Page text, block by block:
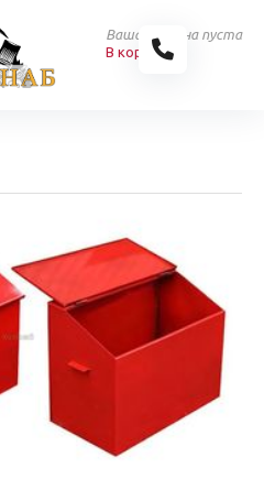
Ваша корзина пуста
В корзину